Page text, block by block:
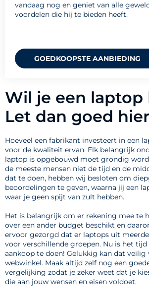
vandaag nog en geniet van alle
voordelen die hij te bieden heeft.
GOEDKOOPSTE AANBIEDING
Wil je een laptop
Let dan goed
Hoeveel een fabrikant investeert in een
voor de kwaliteit ervan. Elk belangrijk
laptop is opgebouwd moet grondig
de meeste mensen niet de tijd en de
dat te doen, hebben wij besloten om
beoordelingen te geven, waarna jij een
waar je geen spijt van zult hebben.
Het is belangrijk om er rekening mee te
over een ander budget beschikt en
ervoor gezorgd dat er laptops uit
voor verschillende groepen. Nu is het
aankoop te doen! Gelukkig kan dat veilig
webwinkel. Maak altijd zelf nog een
vergelijking zodat je zeker weet dat je
die aan jouw wensen en eisen voldoet.